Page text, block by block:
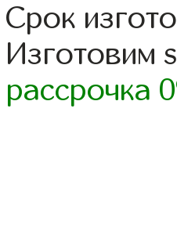
Срок
Изготовим
рассрочка